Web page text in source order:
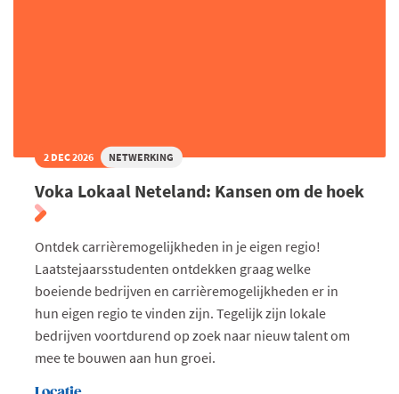
2 DEC 2026 NETWERKING
Voka Lokaal Neteland: Kansen om de hoek
Ontdek carrièremogelijkheden in je eigen regio!
Laatstejaarsstudenten ontdekken graag welke
boeiende bedrijven en carrièremogelijkheden er in
hun eigen regio te vinden zijn. Tegelijk zijn lokale
bedrijven voortdurend op zoek naar nieuw talent om
mee te bouwen aan hun groei.